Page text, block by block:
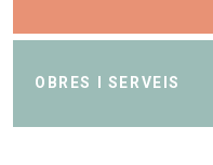
OBRES I SERVEIS